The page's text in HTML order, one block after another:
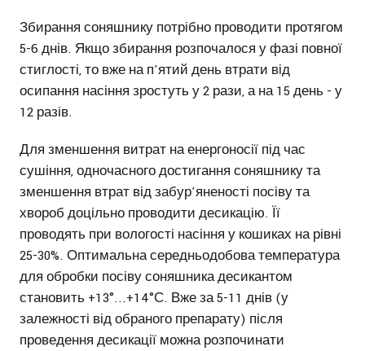
Збирання соняшнику потрібно проводити протягом
5-6 днів. Якщо збирання розпочалося у фазі повної
стиглості, то вже на п'ятий день втрати від
осипання насіння зростуть у 2 рази, а на 15 день - у
12 разів.
Для зменшення витрат на енергоносії під час
сушіння, одночасного достигання соняшнику та
зменшення втрат від забур'яненості посіву та
хвороб доцільно проводити десикацію. Її
проводять при вологості насіння у кошиках на рівні
25-30%. Оптимальна середньодобова температура
для обробки посіву соняшника десикантом
становить +13°...+14°С. Вже за 5-11 днів (у
залежності від обраного препарату) після
проведення десикації можна розпочинати